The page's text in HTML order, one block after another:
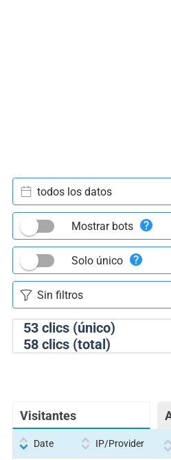
53clics (único)
58clics (total)
todos los datos
Mostrar bots
Solo único
Visitantes
Date IP/Provider